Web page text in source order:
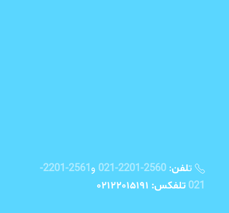
تلفن:
2560-2201-021 و
2561-2201-
021 تلفکس: 02122015191